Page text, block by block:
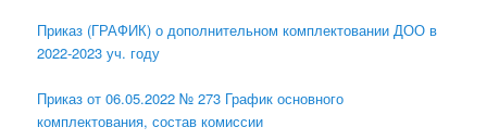
Приказ (ГРАФИК) о дополнительном комплектовании ДОО в
2022-2023 уч. году
Приказ от 06.05.2022 № 273 График основного
комплектования, состав комиссии